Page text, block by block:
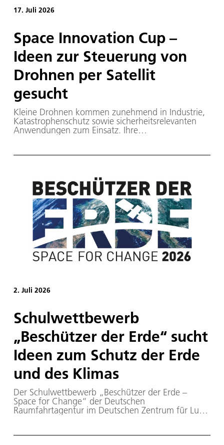
17. Juli 2026
Space Innovation Cup –
Ideen zur Steuerung von
Drohnen per Satellit
gesucht
Kleine Drohnen kommen zunehmend in Industrie,
Katastrophenschutz sowie sicherheitsrelevanten
Anwendungen zum Einsatz. Ihre
Kommunikationssysteme eingeschränkt. Im Space
im Deutschen Zentrum für Luft- und Raumfahrt
(DLR) wird daher die Entwicklung innovativer
Lösungen für die zuverlässige Steuerung und den
Datentransfer kleiner Drohnen über Satelliten
gefördert.
2. Juli 2026
Schulwettbewerb
„Beschützer der Erde“ sucht
Ideen zum Schutz der Erde
und des Klimas
Der Schulwettbewerb „Beschützer der Erde –
Space for Change“ der Deutschen
Raumfahrtagentur im Deutschen Zentrum für Luft-
Erde und des Klimas. Im Wettbewerb wählen